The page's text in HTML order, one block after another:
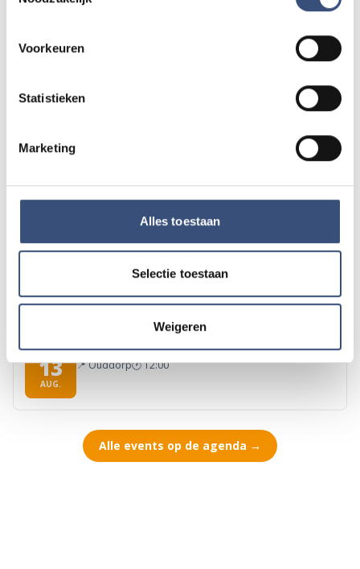
Voorkeuren
Statistieken
Marketing
Alles toestaan
Selectie toestaan
Weigeren
ZA Matinee-concert in Dorpskerk
DI
AUG.
Magic Summer show met Steven Kazàn
WO
Kinderdagen bij RTM-trammuseum in
🕐10:00
DO
13
AUG.
Hippie Beach Day markt bij Houten Kaap
📍Ouddorp🕐12:00
Alle events op de agenda →